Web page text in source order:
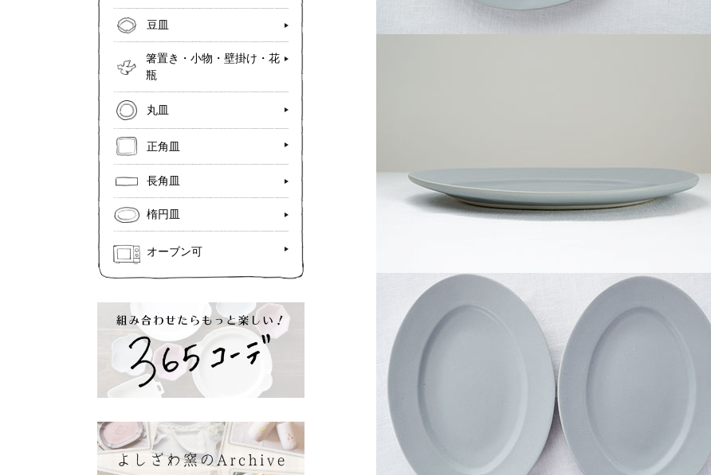
豆皿
箸置き・小物・壁掛け・花
瓶
丸皿
正角皿
長角皿
楕円皿
オーブン可